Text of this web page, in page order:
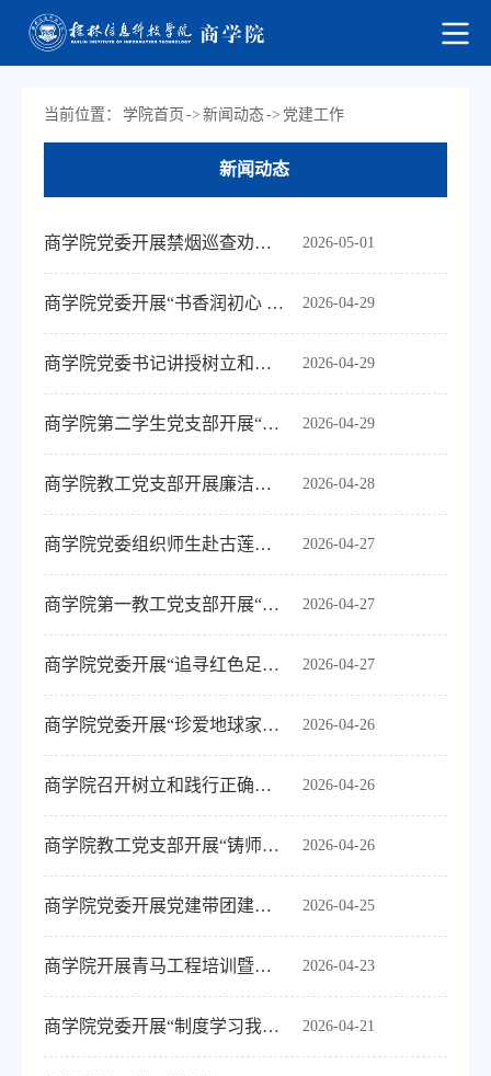
当前位置： 学院首页 -> 新闻动态-> 党建工作
新闻动态
2026-05-01
商学院党委开展禁烟巡查劝导文明素养实践活动
2026-04-29
商学院党委开展“书香润初心 文化担使命”文化理论实践活动
2026-04-29
商学院党委书记讲授树立和践行正确政绩观专题党课
2026-04-29
商学院第二学生党支部开展“学雷锋 践初心”系列活动之图书馆志愿服务
2026-04-28
商学院教工党支部开展廉洁警示教育专题学习
2026-04-27
商学院党委组织师生赴古莲文化街开展廉洁与政绩观教育
2026-04-27
商学院第一教工党支部开展“树立和践行正确政绩观”专题党课学习
2026-04-27
商学院党委开展“追寻红色足迹 担当时代使命”主题党日活动
2026-04-26
商学院党委开展“珍爱地球家园，共筑生态文明”世界地球日主题党日活动
2026-04-26
商学院召开树立和践行正确政绩观学习教育征求意见座谈会
2026-04-26
商学院教工党支部开展“铸师魂 守初心”专题理论学习
2026-04-25
商学院党委开展党建带团建读书分享会主题党日活动
2026-04-23
商学院开展青马工程培训暨入团积极分子专题团课
2026-04-21
商学院党委开展“制度学习我先行——夯实流动党员管理基础”主题党日活动